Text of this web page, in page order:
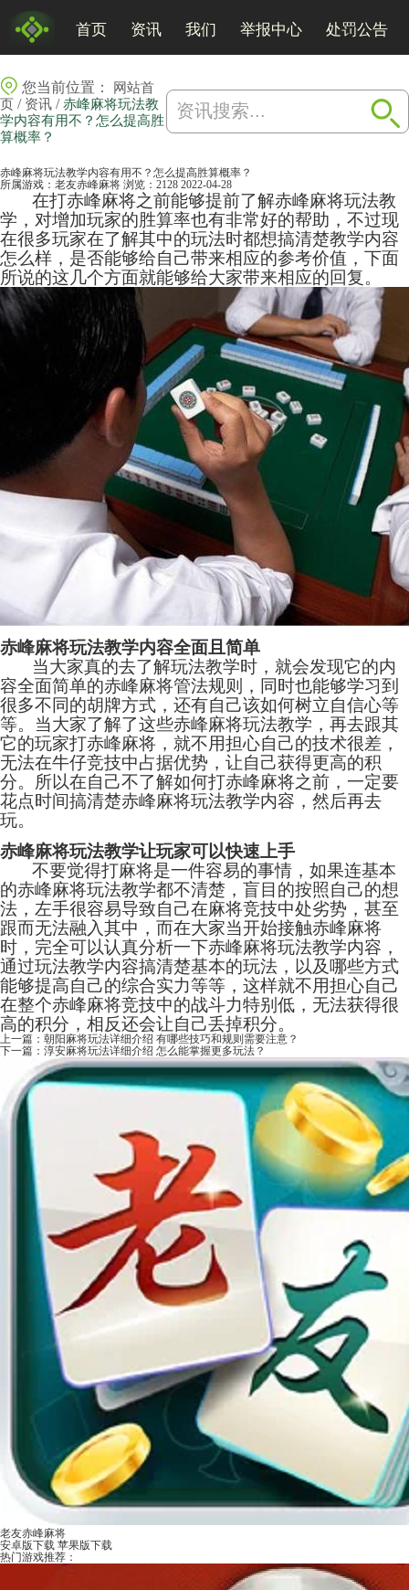
首页 资讯 我们 举报中心 处罚公告
您当前位置：
网站首
页 / 资讯 /赤峰麻将玩法教
学内容有用不？怎么提高胜
算概率？
赤峰麻将玩法教学内容有用不？怎么提高胜算概率？
所属游戏： 老友赤峰麻将 浏览：2128 2022-04-28
在打赤峰麻将之前能够提前了解赤峰麻将玩法教
学，对增加玩家的胜算率也有非常好的帮助，不过现
在很多玩家在了解其中的玩法时都想搞清楚教学内容
怎么样，是否能够给自己带来相应的参考价值，下面
所说的这几个方面就能够给大家带来相应的回复。
赤峰麻将玩法教学内容全面且简单
当大家真的去了解玩法教学时，就会发现它的内
容全面简单的赤峰麻将管法规则，同时也能够学习到
很多不同的胡牌方式，还有自己该如何树立自信心等
等。当大家了解了这些赤峰麻将玩法教学，再去跟其
它的玩家打赤峰麻将，就不用担心自己的技术很差，
无法在牛仔竞技中占据优势，让自己获得更高的积
分。所以在自己不了解如何打赤峰麻将之前，一定要
花点时间搞清楚赤峰麻将玩法教学内容，然后再去
玩。
赤峰麻将玩法教学让玩家可以快速上手
不要觉得打麻将是一件容易的事情，如果连基本
的赤峰麻将玩法教学都不清楚，盲目的按照自己的想
法，左手很容易导致自己在麻将竞技中处劣势，甚至
跟而无法融入其中，而在大家当开始接触赤峰麻将
时，完全可以认真分析一下赤峰麻将玩法教学内容，
通过玩法教学内容搞清楚基本的玩法，以及哪些方式
能够提高自己的综合实力等等，这样就不用担心自己
在整个赤峰麻将竞技中的战斗力特别低，无法获得很
高的积分，相反还会让自己丢掉积分。
上一篇： 朝阳麻将玩法详细介绍 有哪些技巧和规则需要注意？
下一篇： 淳安麻将玩法详细介绍 怎么能掌握更多玩法？
老友赤峰麻将
安卓版下载 苹果版下载
热门游戏推荐：